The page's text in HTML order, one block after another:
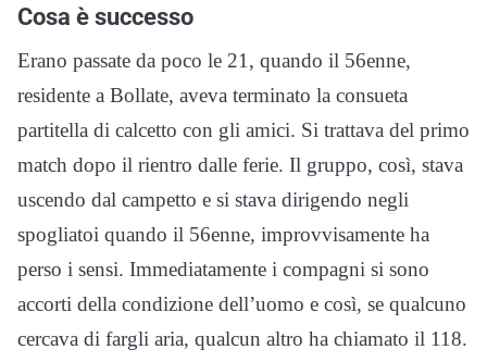
Cosa è successo
Erano passate da poco le 21, quando il 56enne,
residente a Bollate, aveva terminato la consueta
partitella di calcetto con gli amici. Si trattava del primo
match dopo il rientro dalle ferie. Il gruppo, così, stava
uscendo dal campetto e si stava dirigendo negli
spogliatoi quando il 56enne, improvvisamente ha
perso i sensi. Immediatamente i compagni si sono
accorti della condizione dell’uomo e così, se qualcuno
cercava di fargli aria, qualcun altro ha chiamato il 118.